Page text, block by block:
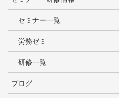
セミナー一覧
労務ゼミ
研修一覧
ブログ